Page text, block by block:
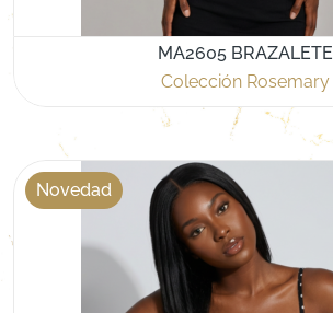
MA2605 BRAZALETE
Colección Rosemary
Novedad